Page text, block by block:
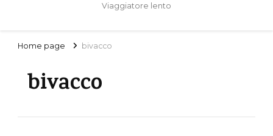
Viaggiatore lento
Home page bivacco
bivacco